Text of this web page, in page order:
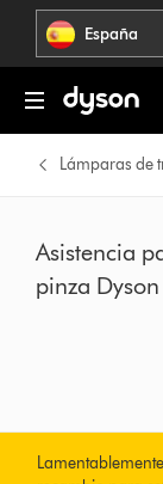
Omitir
navegación España
Lámparas de
Asistencia
pinza Dyson